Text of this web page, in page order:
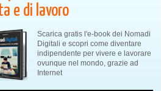
e di lavoro
Scarica gratis l'e-book dei Nomadi
Digitali e scopri come diventare
indipendente per vivere e lavorare
ovunque nel mondo, grazie ad
Internet